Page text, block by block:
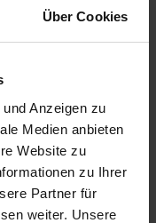
Über Cookies
Anzeigen zu
Medien anbieten
Website zu
zu Ihrer
Partner für
weiter. Unsere
, Last- und
von
der
Säule